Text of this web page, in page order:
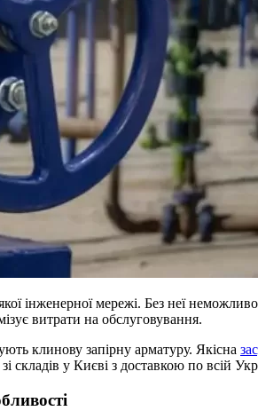
інженерної мережі. Без неї
витрати на обслуговування.
клинову запірну арматуру. Якісна
складів у Києві з доставкою по всій